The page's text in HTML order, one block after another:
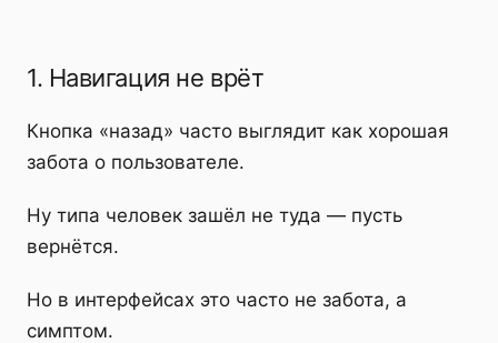
1. Навигация не врёт
Кнопка «назад» часто выглядит как хорошая
забота о пользователе.
Ну типа человек зашёл не туда — пусть
вернётся.
Но в интерфейсах это часто не забота, а
симптом.